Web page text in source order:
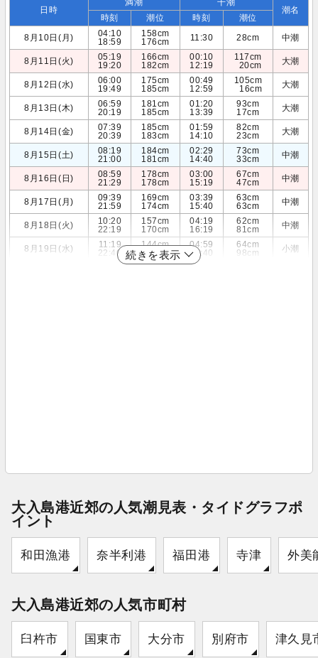
日時 潮名
時刻 潮位 時刻
潮位
8月10日(月)
04:10
18:59
158cm
176cm
11:30 28cm 中潮
8月11日(火)
05:19
19:20
166cm
182cm
00:10
12:19
117cm
20cm
大潮
8月12日(水)
06:00
19:49
175cm
185cm
00:49
12:59
105cm
16cm
大潮
8月13日(木)
06:59
20:19
181cm
185cm
01:20
13:39
93cm
17cm
大潮
8月14日(金)
07:39
20:39
185cm
183cm
01:59
14:10
82cm
23cm
大潮
8月15日(土)
08:19
21:00
184cm
181cm
02:29
14:40
73cm
33cm
中潮
8月16日(日)
08:59
21:29
178cm
178cm
03:00
15:19
67cm
47cm
中潮
8月17日(月)
09:39
21:59
169cm
174cm
03:39
15:40
63cm
63cm
中潮
8月18日(火)
10:20
22:19
157cm
170cm
04:19
16:19
62cm
81cm
中潮
8月19日(水)
11:19
22:40
144cm
165cm
04:59
16:40
64cm
98cm
小潮
続きを表示
大入島港近郊の人気潮見表・タイドグラフポ
イント
和田漁港 奈半利港 福田港 寺津 外美
大入島港近郊の人気市町村
臼杵市 国東市 大分市 別府市 津久見